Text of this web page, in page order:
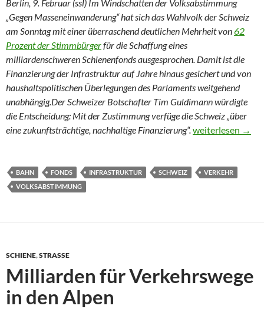
Berlin, 9. Februar (ssl) Im Windschatten der Volksabstimmung
„Gegen Masseneinwanderung“ hat sich das Wahlvolk der Schweiz
am Sonntag mit einer überraschend deutlichen Mehrheit von62
Prozent der Stimmbürgerfür die Schaffung eines
milliardenschweren Schienenfonds ausgesprochen. Damit ist die
Finanzierung der Infrastruktur auf Jahre hinaus gesichert und von
haushaltspolitischen Überlegungen des Parlaments weitgehend
unabhängig.Der Schweizer Botschafter Tim Guldimann würdigte
die Entscheidung: Mit der Zustimmung verfüge die Schweiz „über
eine zukunftsträchtige, nachhaltige Finanzierung“.Deutliche
weiterlesen →
BAHN FONDS INFRASTRUKTUR SCHWEIZ
VERKEHR
VOLKSABSTIMMUNG
SCHIENE,STRASSE
Milliarden für Verkehrswege
in den Alpen